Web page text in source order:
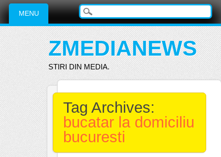
Main menu
Skip
content
MENU
ZMEDIANEWS
STIRI DIN MEDIA.
Tag Archives:
bucatar la domiciliu
bucuresti